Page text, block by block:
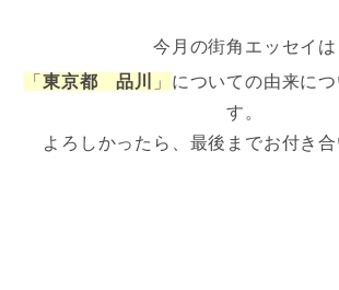
今月の街角エッセイは
「東京都 品川 」 についての由来に
す。
よろしかったら、最後までお付き合